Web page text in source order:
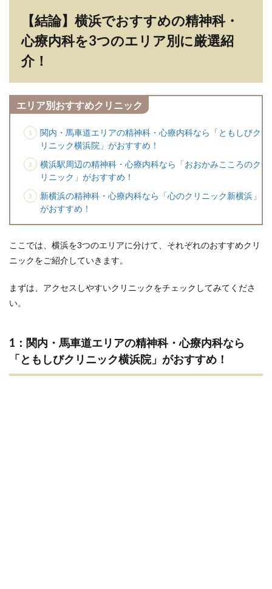
【結論】横浜でおすすめの精神科・
心療内科を3つのエリア別に厳選紹
介！
エリア別おすすめクリニック
関内・馬車道エリアの精神科・心療内科なら「ともしびク
リニック横浜院」がおすすめ！
横浜駅周辺の精神科・心療内科なら「おおかみこころのク
リニック」がおすすめ！
新横浜の精神科・心療内科なら「心のクリニック新横浜」
がおすすめ！
ここでは、横浜を3つのエリアに分けて、それぞれのおすすめクリ
ニックをご紹介していきます。
まずは、アクセスしやすいクリニックをチェックしてみてくださ
い。
1：関内・馬車道エリアの精神科・心療内科なら
「ともしびクリニック横浜院」がおすすめ！